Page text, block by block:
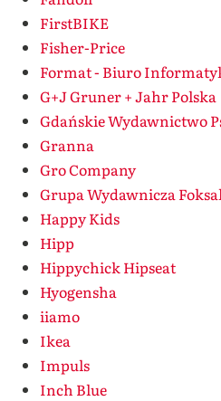
FirstBIKE
Fisher-Price
Format - Biuro
G+J Gruner + Jahr Polska
Gdańskie Wydawnictwo
Granna
Gro Company
Grupa Wydawnicza
Happy Kids
Hipp
Hippychick Hipseat
Hyogensha
iiamo
Ikea
Impuls
Inch Blue